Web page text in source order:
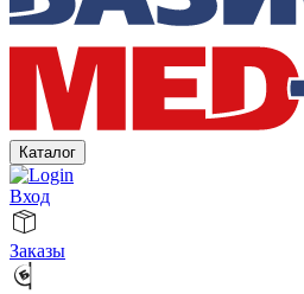
Каталог
Вход
Заказы